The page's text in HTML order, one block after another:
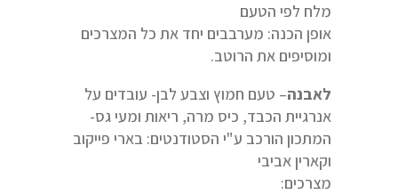
מלח לפי הטעם
אופן הכנה: מערבבים יחד את כל המצרכים
ומוסיפים את הרוטב.
לאבנה– טעם חמוץ וצבע לבן- עובדים על
אנרגיית הכבד, כיס מרה, ריאות ומעי גס-
המתכון הורכב ע"י הסטודנטים: בארי פייקוב
וקארין אביבי
מצרכים: